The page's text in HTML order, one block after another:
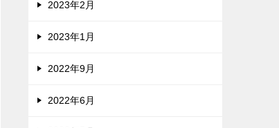
2023年2月
2023年1月
2022年9月
2022年6月